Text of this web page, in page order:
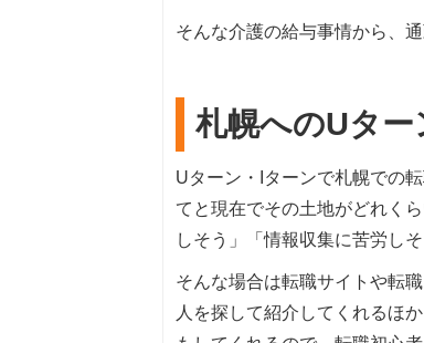
そんな介護の給与事情から、
札幌へのUター
Uターン・Iターンで札幌での
てと現在でその土地がどれく
しそう」「情報収集に苦労し
そんな場合は転職サイトや転
人を探して紹介してくれるほ